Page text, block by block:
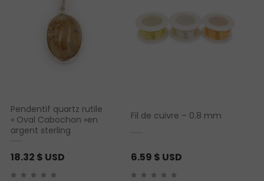
Pendentif quartz rutile
« Oval Cabochon »en
argent sterling
18.32 $ USD
Fil de cuivre – 0.8 mm
6.59 $ USD